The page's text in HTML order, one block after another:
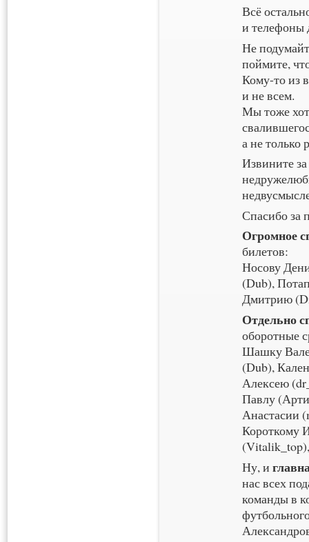
Всё
и телефоны
Не
поймите,
Кому-то из
и не всем.
Мы тоже
а не только
Извините
Спасибо за
Огромное
билетов:
Носову
(Dub),
Дмитрию
Отдельно
оборотные
Шашку
(Dub),
Алексею
Павлу
Анастасии
Короткому
Ну, и
нас всех
команды в